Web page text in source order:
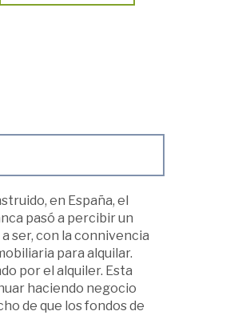
en España, el
pasó a percibir un
ser, con la connivencia
para alquilar.
por el alquiler. Esta
haciendo negocio
de que los fondos de